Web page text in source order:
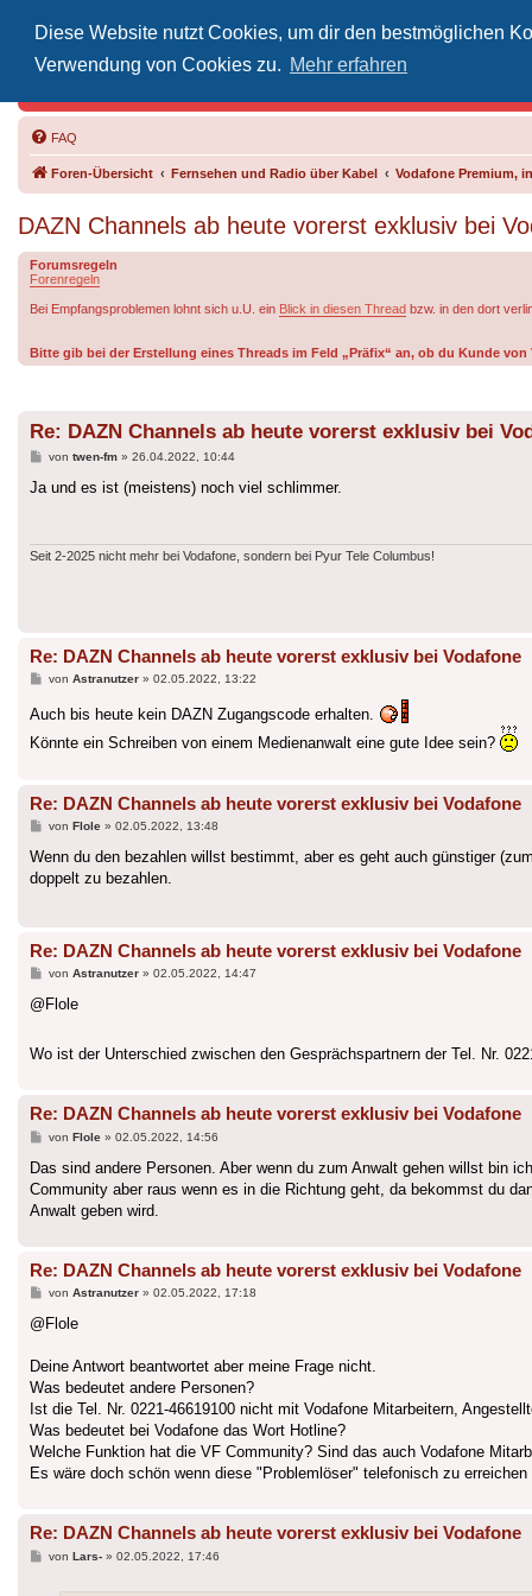
Diese Website nutzt Cookies, um dir den bestmöglichen
Verwendung von Cookies zu. Mehr erfahren
FAQ
Foren-Übersicht Fernsehen und Radio über Kabel Vodafone Premium,
DAZN Channels ab heute vorerst exklusiv bei
Forumsregeln
Forenregeln
Bei Empfangsproblemen lohnt sich u.U. ein Blick in diesen Thread bzw. in den dort
Bitte gib bei der Erstellung eines Threads im Feld „Präfix“ an, ob du Kunde
Re: DAZN Channels ab heute vorerst exklusiv bei
Beitrag
von twen-fm» 26.04.2022, 10:44
Ja und es ist (meistens) noch viel schlimmer.
Seit 2-2025 nicht mehr bei Vodafone, sondern bei Pyur Tele Columbus!
Re: DAZN Channels ab heute vorerst exklusiv bei Vodafone
Beitrag
von Astranutzer» 02.05.2022, 13:22
Auch bis heute kein DAZN Zugangscode erhalten.
Könnte ein Schreiben von einem Medienanwalt eine gute Idee sein?
Re: DAZN Channels ab heute vorerst exklusiv bei Vodafone
Beitrag
von Flole» 02.05.2022, 13:48
Wenn du den bezahlen willst bestimmt, aber es geht auch günstiger
doppelt zu bezahlen.
Re: DAZN Channels ab heute vorerst exklusiv bei Vodafone
Beitrag
von Astranutzer» 02.05.2022, 14:47
@Flole
Wo ist der Unterschied zwischen den Gesprächspartnern der Tel. Nr.
Re: DAZN Channels ab heute vorerst exklusiv bei Vodafone
Beitrag
von Flole» 02.05.2022, 14:56
Das sind andere Personen. Aber wenn du zum Anwalt gehen willst bin
Community aber raus wenn es in die Richtung geht, da bekommst du
Anwalt geben wird.
Re: DAZN Channels ab heute vorerst exklusiv bei Vodafone
Beitrag
von Astranutzer» 02.05.2022, 17:18
@Flole
Deine Antwort beantwortet aber meine Frage nicht.
Was bedeutet andere Personen?
Ist die Tel. Nr. 0221-46619100 nicht mit Vodafone Mitarbeitern,
Was bedeutet bei Vodafone das Wort Hotline?
Welche Funktion hat die VF Community? Sind das auch Vodafone
Es wäre doch schön wenn diese "Problemlöser" telefonisch zu
Re: DAZN Channels ab heute vorerst exklusiv bei Vodafone
Beitrag
von Lars-» 02.05.2022, 17:46